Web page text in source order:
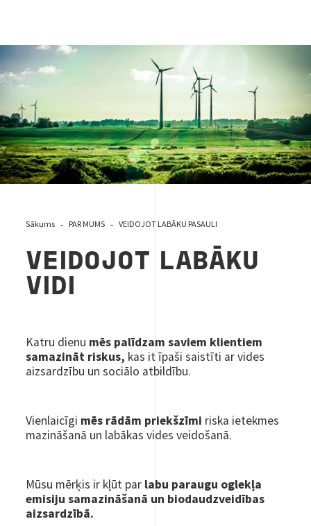
Better_environment_cover
Sākums PAR MUMS VEIDOJOT LABĀKU PASAULI
VEIDOJOT LABĀKU
VIDI
Katru dienu mēs palīdzam saviem klientiem
samazināt riskus, kas it īpaši saistīti ar vides
aizsardzību un sociālo atbildību.
Vienlaicīgi mēs rādām priekšzīmi riska ietekmes
mazināšanā un labākas vides veidošanā.
Mūsu mērķis ir kļūt par labu paraugu oglekļa
emisiju samazināšanā un biodaudzveidības
aizsardzībā.